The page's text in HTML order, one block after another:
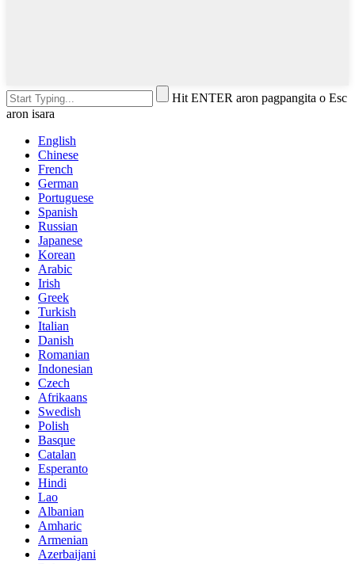
Hit ENTER aron pagpangita o Esc
aron isara
English
Chinese
French
German
Portuguese
Spanish
Russian
Japanese
Korean
Arabic
Irish
Greek
Turkish
Italian
Danish
Romanian
Indonesian
Czech
Afrikaans
Swedish
Polish
Basque
Catalan
Esperanto
Hindi
Lao
Albanian
Amharic
Armenian
Azerbaijani